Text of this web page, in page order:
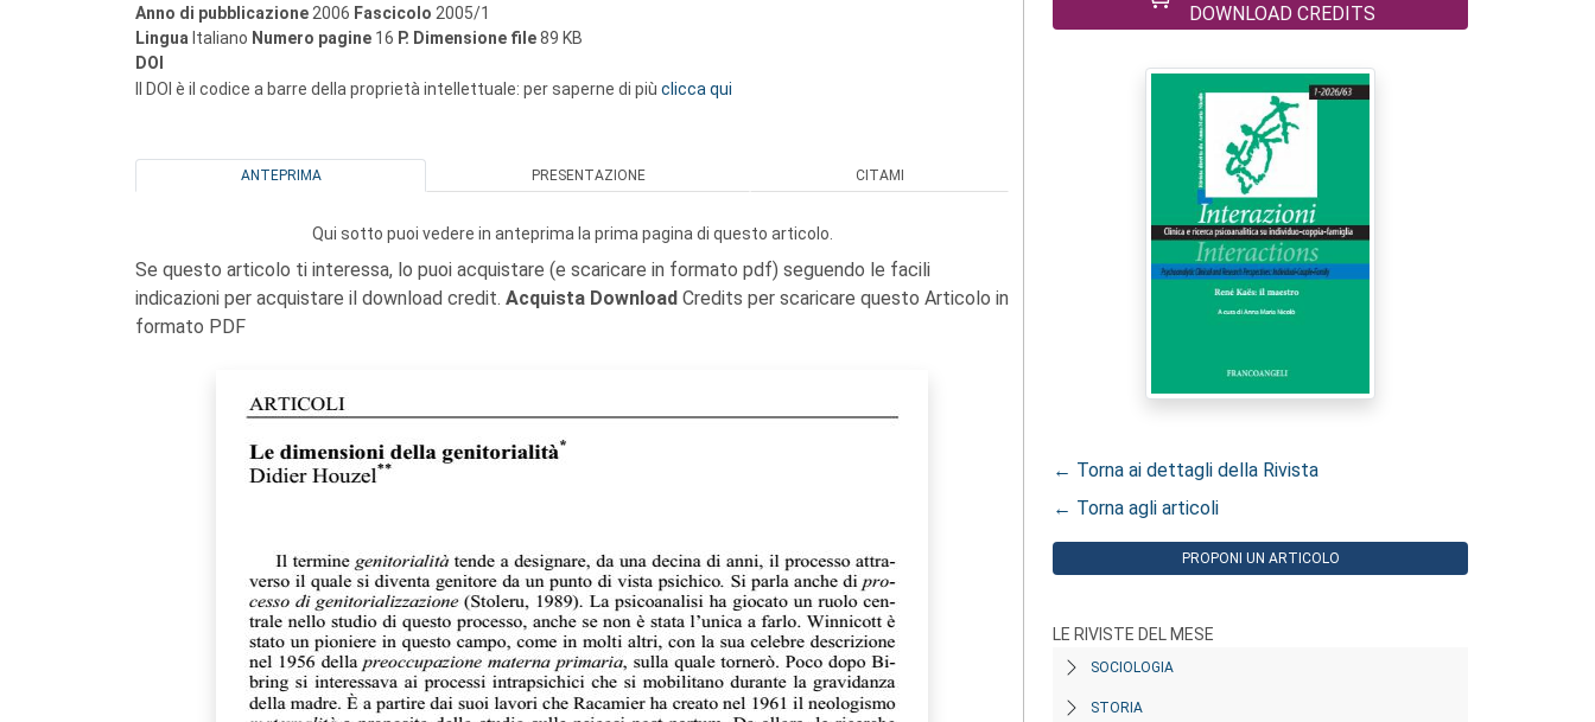
Anno di pubblicazione 2006 Fascicolo 2005/1
Lingua Italiano Numero pagine 16 P. Dimensione file89 KB
DOI
Il DOI è il codice a barre della proprietà intellettuale: per saperne di più clicca qui
ANTEPRIMA PRESENTAZIONE CITAMI
Qui sotto puoi vedere in anteprima la prima pagina di questo articolo.
Se questo articolo ti interessa, lo puoi acquistare (e scaricare in formato pdf) seguendo le facili
indicazioni per acquistare il download credit. Acquista Download Credits per scaricare questo Articolo in
formato PDF
DOWNLOAD CREDITS
← Torna ai dettagli della Rivista
← Torna agli articoli
PROPONI UN ARTICOLO
LE RIVISTE DEL MESE
SOCIOLOGIA
STORIA